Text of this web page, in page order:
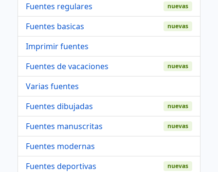
Fuentes regulares
nuevas
Fuentes basicas nuevas
Imprimir fuentes
Fuentes de vacaciones
nuevas
Varias fuentes
Fuentes dibujadas
nuevas
Fuentes manuscritas nuevas
Fuentes modernas
Fuentes deportivas
nuevas